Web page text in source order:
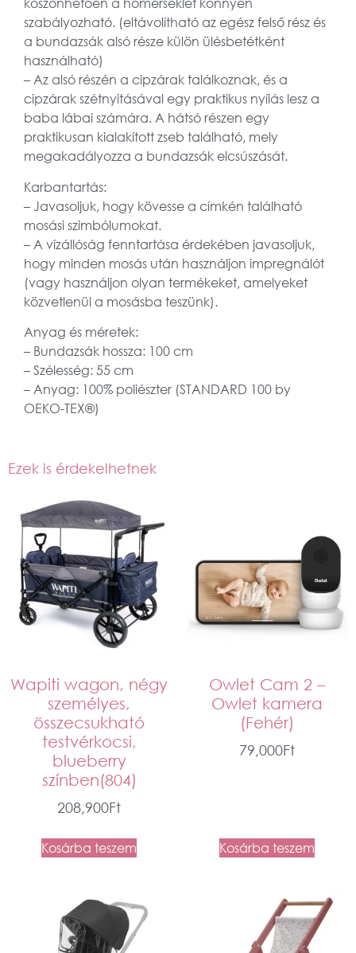
köszönhetően a hőmérséklet könnyen
szabályozható. (eltávolítható az egész felső rész és
a bundazsák alsó része külön ülésbetétként
használható)
– Az alsó részén a cipzárak találkoznak, és a
cipzárak szétnyitásával egy praktikus nyílás lesz a
baba lábai számára. A hátsó részen egy
praktikusan kialakított zseb található, mely
megakadályozza a bundazsák elcsúszását.
Karbantartás:
– Javasoljuk, hogy kövesse a címkén található
mosási szimbólumokat.
– A vízállóság fenntartása érdekében javasoljuk,
hogy minden mosás után használjon impregnálót
(vagy használjon olyan termékeket, amelyeket
közvetlenül a mosásba teszünk).
Anyag és méretek:
– Bundazsák hossza: 100 cm
– Szélesség: 55 cm
– Anyag: 100% poliészter (STANDARD 100 by
OEKO-TEX®)
Ezek is érdekelhetnek
Wapiti wagon, négy
személyes,
összecsukható
testvérkocsi,
blueberry
színben(804)
208,900Ft
Kosárba teszem
Owlet Cam 2 –
Owlet kamera
(Fehér)
79,000Ft
Kosárba teszem